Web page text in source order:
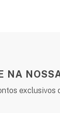
NA
exclusivos